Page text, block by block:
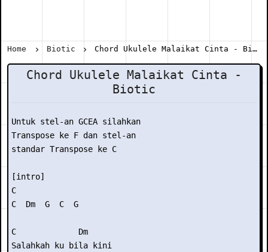
Home Biotic Chord Ukulele Malaikat Cinta - Biotic
Chord Ukulele Malaikat Cinta -
Biotic
Untuk stel-an GCEA silahkan
Transpose ke F dan stel-an
standar Transpose ke C
[intro]
C
C  Dm  G  C  G
C             Dm
Salahkah ku bila kini